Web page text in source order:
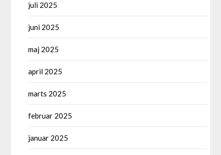
juli 2025
juni 2025
maj 2025
april 2025
marts 2025
februar 2025
januar 2025